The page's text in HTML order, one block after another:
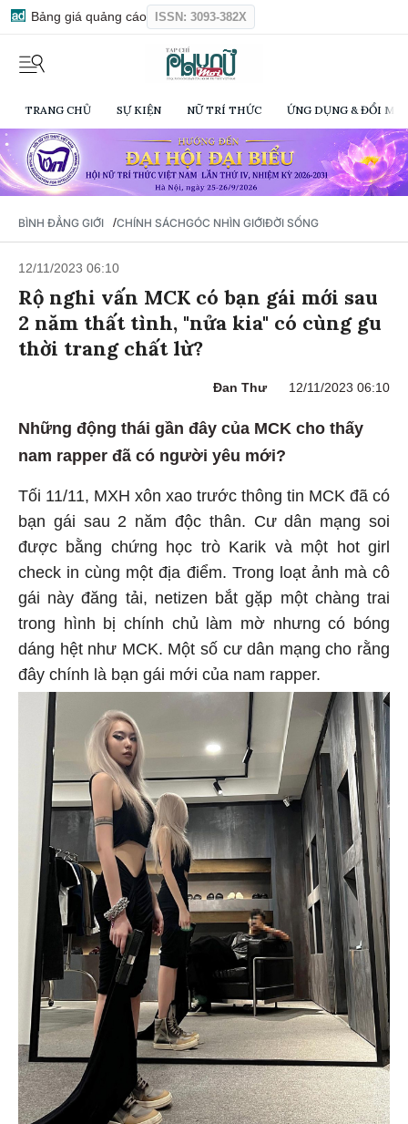
Bảng giá quảng cáo ISSN: 3093-382X
TRANG CHỦ SỰ KIỆN NỮ TRÍ THỨC ỨNG DỤNG & ĐỔI
BÌNH ĐẲNG GIỚI /CHÍNH SÁCHGÓC NHÌN GIỚIĐỜI SỐNG
12/11/2023 06:10
Rộ nghi vấn MCK có bạn gái mới sau
2 năm thất tình, "nửa kia" có cùng gu
thời trang chất lừ?
Đan Thư 12/11/2023 06:10
Những động thái gần đây của MCK cho thấy
nam rapper đã có người yêu mới?
Tối 11/11, MXH xôn xao trước thông tin MCK đã có
bạn gái sau 2 năm độc thân. Cư dân mạng soi
được bằng chứng học trò Karik và một hot girl
check in cùng một địa điểm. Trong loạt ảnh mà cô
gái này đăng tải, netizen bắt gặp một chàng trai
trong hình bị chính chủ làm mờ nhưng có bóng
dáng hệt như MCK. Một số cư dân mạng cho rằng
đây chính là bạn gái mới của nam rapper.